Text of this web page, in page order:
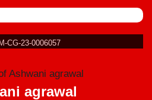
CG-23-0006057
agrawal